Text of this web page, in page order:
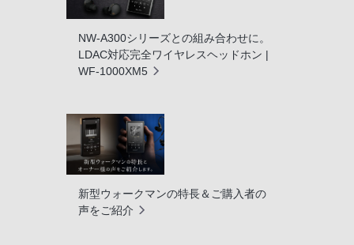
NW-A300シリーズとの組み合わせに。
LDAC対応完全ワイヤレスヘッドホン |
WF-1000XM5
新型ウォークマンの特長＆ご購入者の
声をご紹介